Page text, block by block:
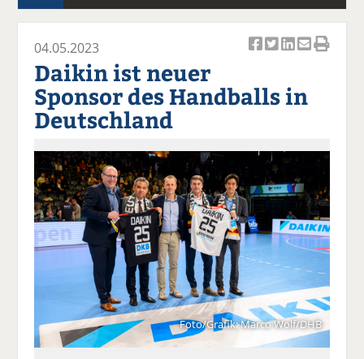
S
u
c
k
uf
ac
e
b
o
o
k
te
il
e
n
k
wi
tt
er
n
k
uf
Li
n
k
e
di
te
il
e
n
k
er
E
m
ai
l
v
er
se
n
d
e
n
ru
ck
e
n
04.05.2023
Daikin ist neuer
Sponsor des Handballs in
Deutschland
Foto/Grafik: Marco Wolf/DHB